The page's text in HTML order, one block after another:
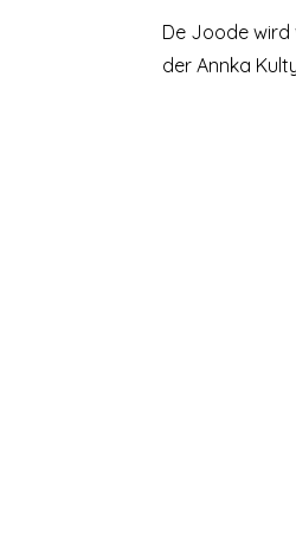
De Joode wird
der Annka